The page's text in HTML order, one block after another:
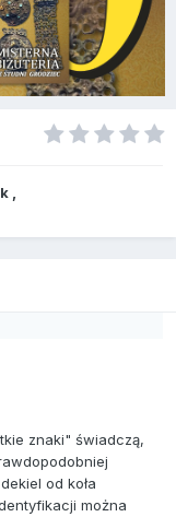
znaki" świadczą,
od koła
można